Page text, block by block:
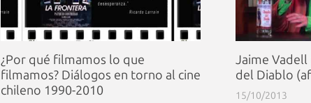
¿Por qué filmamos lo que
filmamos? Diálogos en torno al cine
chileno 1990-2010
Jaime Vadell
del Diablo
15/10/2013